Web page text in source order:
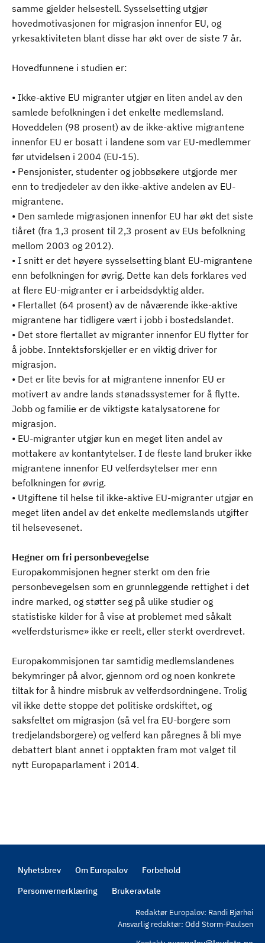
samme gjelder helsestell. Sysselsetting utgjør
hovedmotivasjonen for migrasjon innenfor EU, og
yrkesaktiviteten blant disse har økt over de siste 7 år.
Hovedfunnene i studien er:
• Ikke-aktive EU migranter utgjør en liten andel av den
samlede befolkningen i det enkelte medlemsland.
Hoveddelen (98 prosent) av de ikke-aktive migrantene
innenfor EU er bosatt i landene som var EU-medlemmer
før utvidelsen i 2004 (EU-15).
• Pensjonister, studenter og jobbsøkere utgjorde mer
enn to tredjedeler av den ikke-aktive andelen av EU-
migrantene.
• Den samlede migrasjonen innenfor EU har økt det siste
tiåret (fra 1,3 prosent til 2,3 prosent av EUs befolkning
mellom 2003 og 2012).
• I snitt er det høyere sysselsetting blant EU-migrantene
enn befolkningen for øvrig. Dette kan dels forklares ved
at flere EU-migranter er i arbeidsdyktig alder.
• Flertallet (64 prosent) av de nåværende ikke-aktive
migrantene har tidligere vært i jobb i bostedslandet.
• Det store flertallet av migranter innenfor EU flytter for
å jobbe. Inntektsforskjeller er en viktig driver for
migrasjon.
• Det er lite bevis for at migrantene innenfor EU er
motivert av andre lands stønadssystemer for å flytte.
Jobb og familie er de viktigste katalysatorene for
migrasjon.
• EU-migranter utgjør kun en meget liten andel av
mottakere av kontantytelser. I de fleste land bruker ikke
migrantene innenfor EU velferdsytelser mer enn
befolkningen for øvrig.
• Utgiftene til helse til ikke-aktive EU-migranter utgjør en
meget liten andel av det enkelte medlemslands utgifter
til helsevesenet.
Hegner om fri personbevegelse
Europakommisjonen hegner sterkt om den frie
personbevegelsen som en grunnleggende rettighet i det
indre marked, og støtter seg på ulike studier og
statistiske kilder for å vise at problemet med såkalt
«velferdsturisme» ikke er reelt, eller sterkt overdrevet.
Europakommisjonen tar samtidig medlemslandenes
bekymringer på alvor, gjennom ord og noen konkrete
tiltak for å hindre misbruk av velferdsordningene. Trolig
vil ikke dette stoppe det politiske ordskiftet, og
saksfeltet om migrasjon (så vel fra EU-borgere som
tredjelandsborgere) og velferd kan påregnes å bli mye
debattert blant annet i opptakten fram mot valget til
nytt Europaparlament i 2014.
Footer
Nyhetsbrev Om Europalov
Forbehold
Personvernerklæring
Brukeravtale
Redaktør Europalov: Randi Bjørhei
Ansvarlig redaktør: Odd Storm-Paulsen